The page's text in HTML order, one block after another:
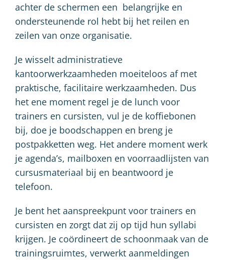
achter de schermen een belangrijke en
ondersteunende rol hebt bij het reilen en
zeilen van onze organisatie.
Je wisselt administratieve
kantoorwerkzaamheden moeiteloos af met
praktische, facilitaire werkzaamheden. Dus
het ene moment regel je de lunch voor
trainers en cursisten, vul je de koffiebonen
bij, doe je boodschappen en breng je
postpakketten weg. Het andere moment werk
je agenda’s, mailboxen en voorraadlijsten van
cursusmateriaal bij en beantwoord je
telefoon.
Je bent het aanspreekpunt voor trainers en
cursisten en zorgt dat zij op tijd hun syllabi
krijgen. Je coördineert de schoonmaak van de
trainingsruimtes, verwerkt aanmeldingen